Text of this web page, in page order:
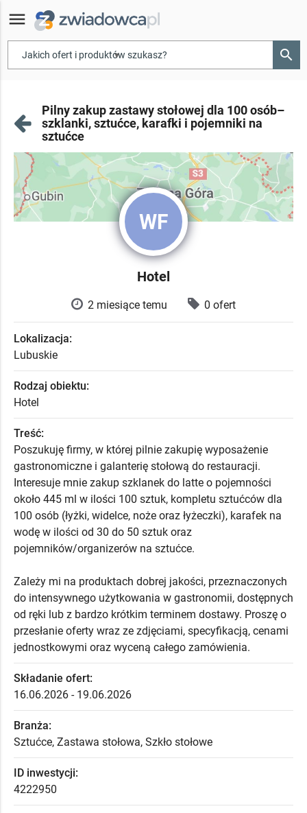
menu
▾ search
Pilny zakup zastawy stołowej dla 100 osób–
szklanki, sztućce, karafki i pojemniki na
sztućce
WF
Hotel
2 miesiące temu 0 ofert
Lokalizacja:
Lubuskie
Rodzaj obiektu:
Hotel
Treść:
Poszukuję firmy, w której pilnie zakupię wyposażenie
gastronomiczne i galanterię stołową do restauracji.
Interesuje mnie zakup szklanek do latte o pojemności
około 445 ml w ilości 100 sztuk, kompletu sztućców dla
100 osób (łyżki, widelce, noże oraz łyżeczki), karafek na
wodę w ilości od 30 do 50 sztuk oraz
pojemników/organizerów na sztućce.
Zależy mi na produktach dobrej jakości, przeznaczonych
do intensywnego użytkowania w gastronomii, dostępnych
od ręki lub z bardzo krótkim terminem dostawy. Proszę o
przesłanie oferty wraz ze zdjęciami, specyfikacją, cenami
jednostkowymi oraz wyceną całego zamówienia.
Składanie ofert:
16.06.2026 - 19.06.2026
Branża:
Sztućce, Zastawa stołowa, Szkło stołowe
ID inwestycji:
4222950